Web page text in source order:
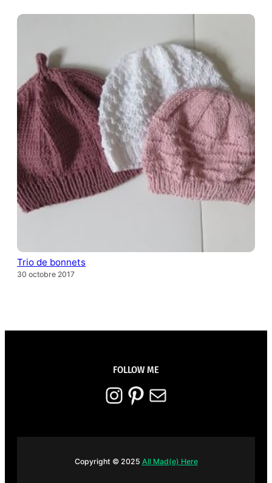
Trio de bonnets
30 octobre 2017
FOLLOW ME
Instagram Pinterest E-mail
Copyright © 2025 All Mad(e) Here